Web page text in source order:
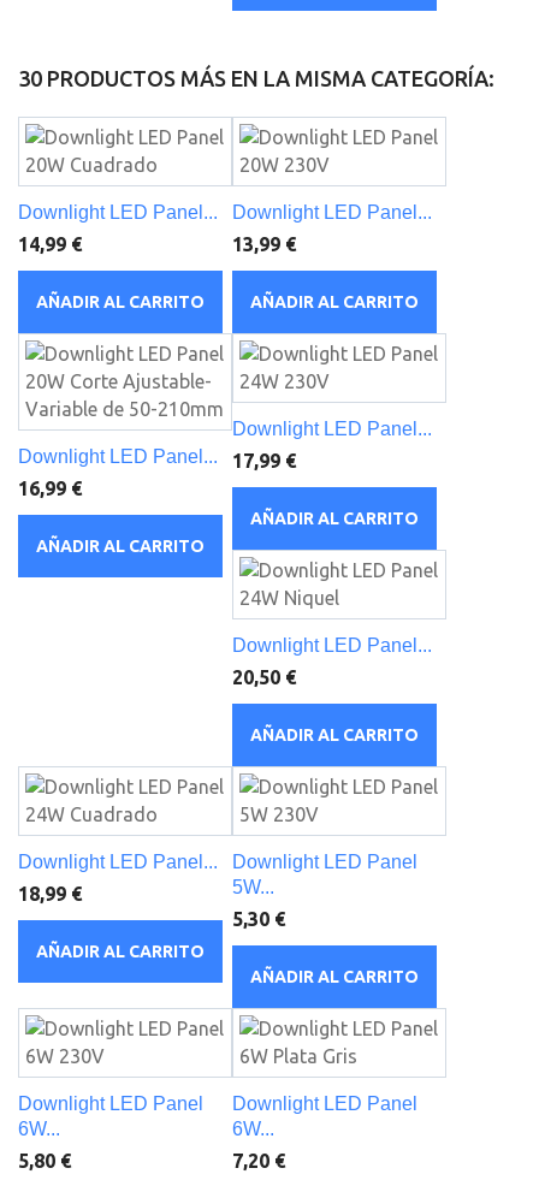
30 PRODUCTOS MÁS EN LA MISMA CATEGORÍA:
Downlight LED Panel...
14,99 €
AÑADIR AL CARRITO
Downlight LED Panel...
13,99 €
AÑADIR AL CARRITO
Downlight LED Panel...
16,99 €
AÑADIR AL CARRITO
Downlight LED Panel...
17,99 €
AÑADIR AL CARRITO
Downlight LED Panel...
20,50 €
AÑADIR AL CARRITO
Downlight LED Panel...
18,99 €
AÑADIR AL CARRITO
Downlight LED Panel
5W...
5,30 €
AÑADIR AL CARRITO
Downlight LED Panel
6W...
5,80 €
Downlight LED Panel
6W...
7,20 €